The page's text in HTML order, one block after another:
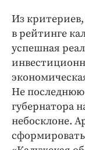
Из
в рейтинге
успешная
Не последнюю
губернатора
небосклоне.